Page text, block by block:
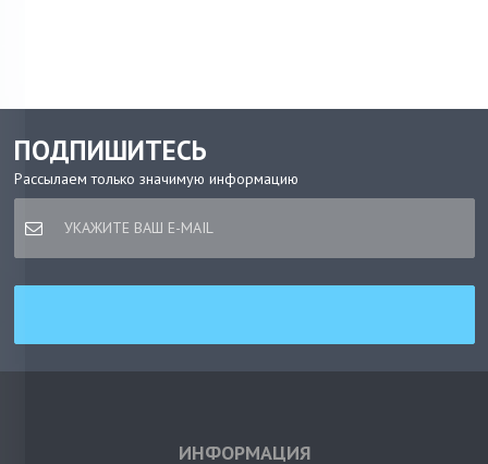
ПОДПИШИТЕСЬ
Рассылаем только значимую информацию
ИНФОРМАЦИЯ